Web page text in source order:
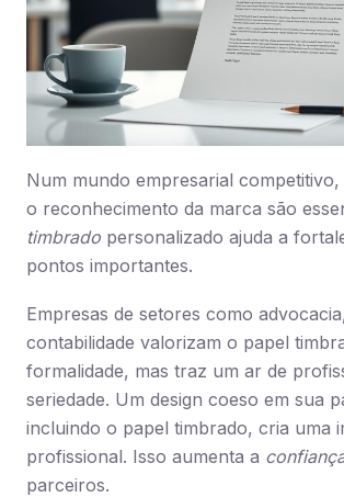
Num mundo empresarial
o reconhecimento da marca são
timbrado personalizado ajuda a
pontos importantes.
Empresas de setores como
contabilidade valorizam o papel
formalidade, mas traz um ar de
seriedade. Um design coeso em sua
incluindo o papel timbrado, cria uma
profissional. Isso aumenta a
parceiros.